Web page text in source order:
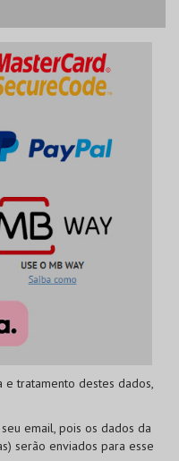
tratamento destes dados,
email, pois os dados da
serão enviados para esse